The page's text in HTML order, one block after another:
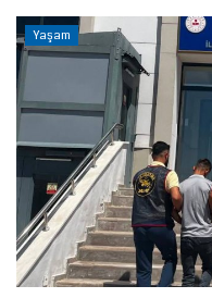
Yaşam